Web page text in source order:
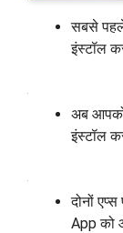
सबसे
इंस्टॉल
अब
इंस्टॉल
दोनों
App को